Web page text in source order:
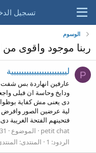
الوسوم
ربنا موجود واقوى من
P ليييييييييييييييييييييية
عارفين انهاردة بس شفت
ودايخ وحاسة ان فبلى
دى يعنى مش كفاية بوظوا
لية عرضين الصور وافرض
فتحينهم الفتحة الغريبة
petit chat
الموضوع 31 يناير 2010
الردود: 1 المنتدى: